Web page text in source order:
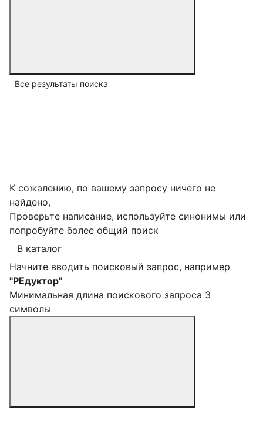
Все результаты поиска
К сожалению, по вашему запросу ничего не
найдено,
Проверьте написание, используйте синонимы или
попробуйте более общий поиск
В каталог
Начните вводить поисковый запрос, например
"РЕдуктор"
Минимальная длина поискового запроса 3
символы